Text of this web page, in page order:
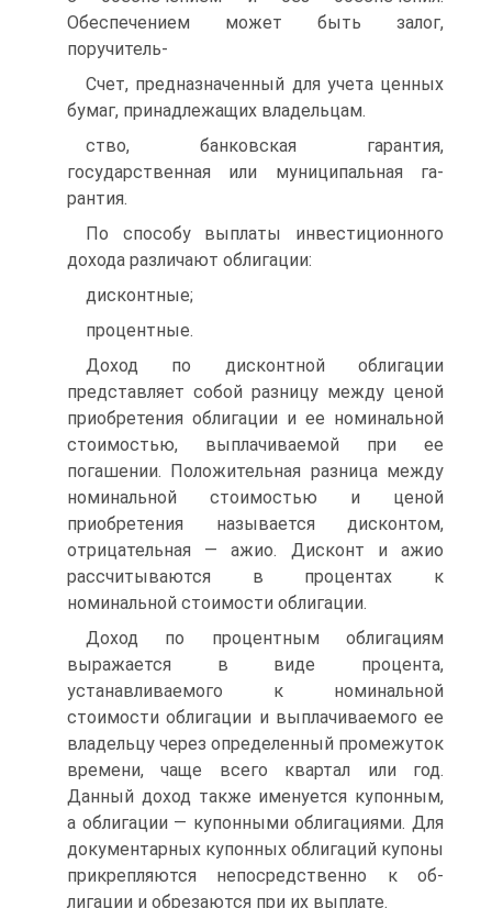
Обеспечением может быть залог,
поручитель-
Счет, предназначенный для учета ценных
бумаг, принадлежащих владельцам.
ство, банковская гарантия,
государственная или муниципальная га-
рантия.
По способу выплаты инвестиционного
дохода различают облигации:
дисконтные;
процентные.
Доход по дисконтной облигации
представляет собой разницу между ценой
приобретения облигации и ее номинальной
стоимостью, выплачиваемой при ее
погашении. Положительная разница между
номинальной стоимостью и ценой
приобретения называется дисконтом,
отрицательная — ажио. Дисконт и ажио
рассчитываются в процентах к
номинальной стоимости облигации.
Доход по процентным облигациям
выражается в виде процента,
устанавливаемого к номинальной
стоимости облигации и выплачиваемого ее
владельцу через определенный промежуток
времени, чаще всего квартал или год.
Данный доход также именуется купонным,
а облигации — купонными облигациями. Для
документарных купонных облигаций купоны
прикрепляются непосредственно к об-
лигации и обрезаются при их выплате.